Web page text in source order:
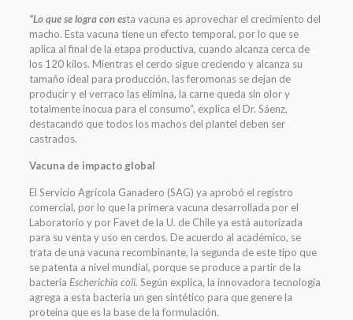
“Lo que se logra con esta vacuna es aprovechar el crecimiento del
macho. Esta vacuna tiene un efecto temporal, por lo que se
aplica al final de la etapa productiva, cuando alcanza cerca de
los 120 kilos. Mientras el cerdo sigue creciendo y alcanza su
tamaño ideal para producción, las feromonas se dejan de
producir y el verraco las elimina, la carne queda sin olor y
totalmente inocua para el consumo”, explica el Dr. Sáenz,
destacando que todos los machos del plantel deben ser
castrados.
Vacuna de impacto global
El Servicio Agrícola Ganadero (SAG) ya aprobó el registro
comercial, por lo que la primera vacuna desarrollada por el
Laboratorio y por Favet de la U. de Chile ya está autorizada
para su venta y uso en cerdos. De acuerdo al académico, se
trata de una vacuna recombinante, la segunda de este tipo que
se patenta a nivel mundial, porque se produce a partir de la
bacteria Escherichia coli. Según explica, la innovadora tecnología
agrega a esta bacteria un gen sintético para que genere la
proteína que es la base de la formulación.